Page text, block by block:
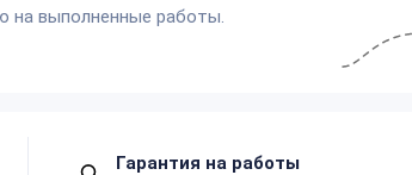
на выполненные работы.
Гарантия на работы